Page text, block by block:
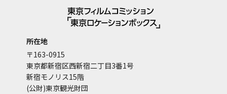
所在地
〒163-0915
東京都新宿区西新宿二丁目3番1号
新宿モノリス15階
(公財)東京観光財団